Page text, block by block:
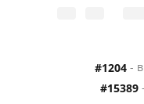
#1204 -
#15389